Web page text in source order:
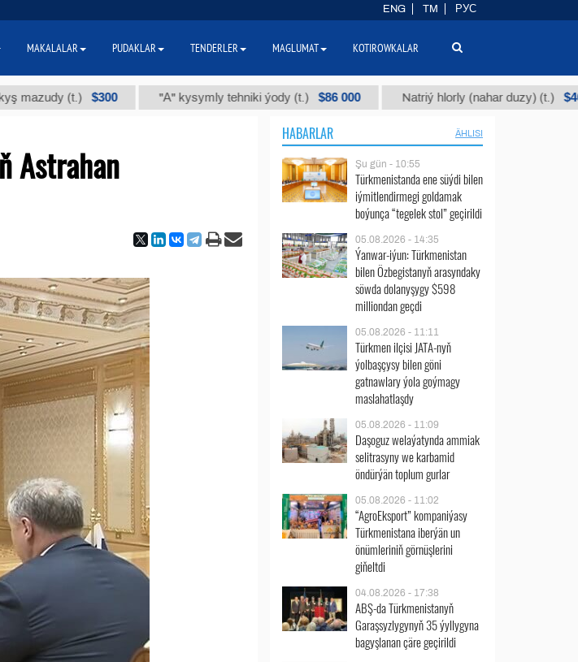
(t.) $300 "А" kysymly tehniki ýody (t.) $86 000 Natriý hlorly (nahar duzy) (t.) $40
Astrahan
HABARLAR ÄHLISI
Şu gün - 10:55
Türkmenistanda ene süýdi bilen
iýmitlendirmegi goldamak
boýunça “tegelek stol” geçirildi
05.08.2026 - 14:35
Ýanwar-iýun: Türkmenistan
bilen Özbegistanyň arasyndaky
söwda dolanyşygy $598
milliondan geçdi
05.08.2026 - 11:11
Türkmen ilçisi JATA-nyň
ýolbaşçysy bilen göni
gatnawlary ýola goýmagy
maslahatlaşdy
05.08.2026 - 11:09
Daşoguz welaýatynda ammiak
selitrasyny we karbamid
öndürýän toplum gurlar
05.08.2026 - 11:02
“AgroEksport” kompaniýasy
Türkmenistana iberýän un
önümleriniň görnüşlerini
giňeltdi
04.08.2026 - 17:38
ABŞ-da Türkmenistanyň
Garaşsyzlygynyň 35 ýyllygyna
bagyşlanan çäre geçirildi
ENG TM РУС
MAKALALAR PUDAKLAR TENDERLER MAGLUMAT KOTIROWKALAR